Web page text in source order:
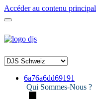
Accéder au contenu principal
6a76a6dd69191
Qui Sommes-Nous ?